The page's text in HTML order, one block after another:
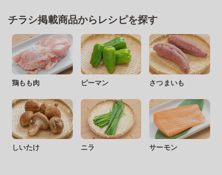
チラシ掲載商品からレシピを探す
鶏もも肉 ピーマン さつまいも
しいたけ ニラ サーモン